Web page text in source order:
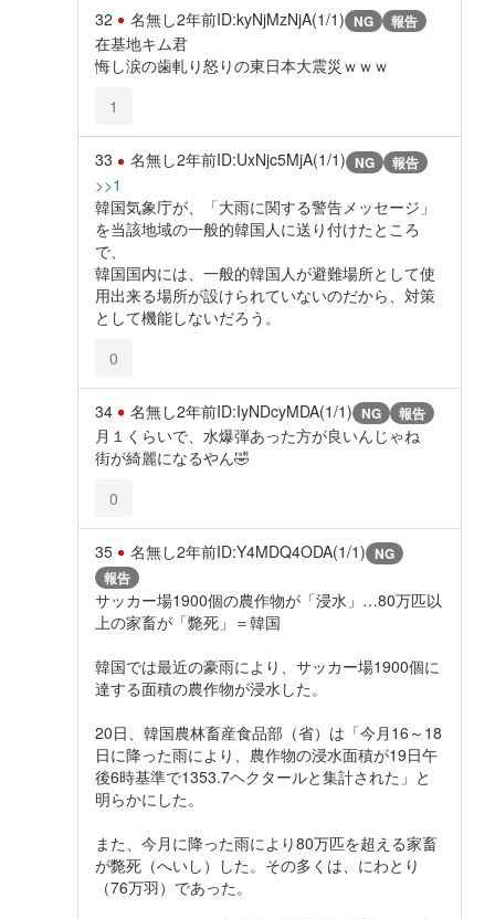
32 名無し2年前ID:kyNjMzNjA(1/1) NG 報告
在基地キム君
悔し涙の歯軋り怒りの東日本大震災ｗｗｗ
1
33 名無し2年前ID:UxNjc5MjA(1/1) NG 報告
>>1
韓国気象庁が、「大雨に関する警告メッセージ」
を当該地域の一般的韓国人に送り付けたところ
で、
韓国国内には、一般的韓国人が避難場所として使
用出来る場所が設けられていないのだから、対策
として機能しないだろう。
0
34 名無し2年前ID:IyNDcyMDA(1/1) NG 報告
月１くらいで、水爆弾あった方が良いんじゃね
街が綺麗になるやん🤣
0
35 名無し2年前ID:Y4MDQ4ODA(1/1) NG
報告
サッカー場1900個の農作物が「浸水」…80万匹以
上の家畜が「斃死」＝韓国
韓国では最近の豪雨により、サッカー場1900個に
達する面積の農作物が浸水した。
20日、韓国農林畜産食品部（省）は「今月16～18
日に降った雨により、農作物の浸水面積が19日午
後6時基準で1353.7ヘクタールと集計された」と
明らかにした。
また、今月に降った雨により80万匹を超える家畜
が斃死（へいし）した。その多くは、にわとり
（76万羽）であった。